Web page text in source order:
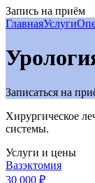
Запись на приём
ГлавнаяУслуги
Записаться на
Хирургическое
системы.
Услуги и цены
Вазэктомия
30 000 ₽